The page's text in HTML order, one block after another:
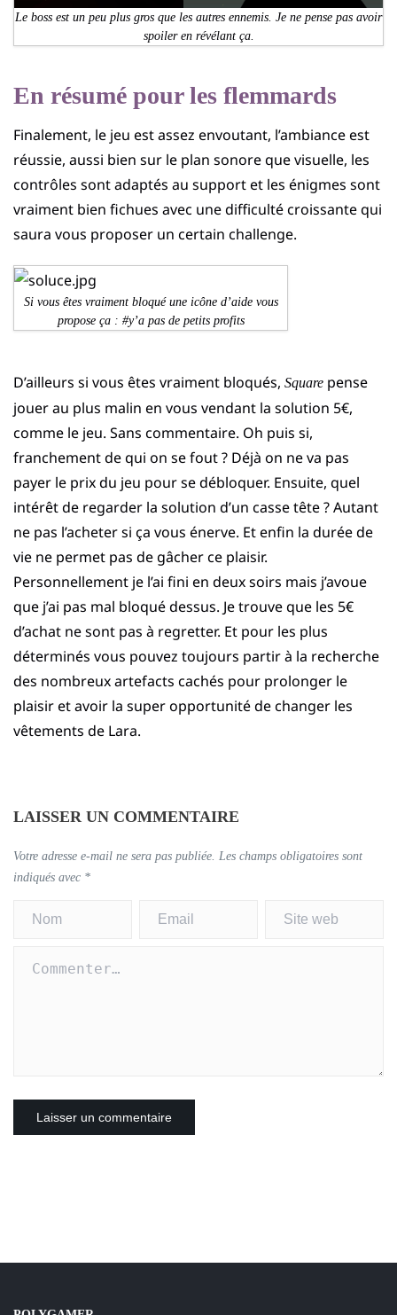
Le boss est un peu plus gros que les autres ennemis. Je ne pense pas avoir
spoiler en révélant ça.
En résumé pour les flemmards
Finalement, le jeu est assez envoutant, l’ambiance est
réussie, aussi bien sur le plan sonore que visuelle, les
contrôles sont adaptés au support et les énigmes sont
vraiment bien fichues avec une difficulté croissante qui
saura vous proposer un certain challenge.
Si vous êtes vraiment bloqué une icône d’aide vous
propose ça : #y’a pas de petits profits
D’ailleurs si vous êtes vraiment bloqués, Square pense
jouer au plus malin en vous vendant la solution 5€,
comme le jeu. Sans commentaire. Oh puis si,
franchement de qui on se fout ? Déjà on ne va pas
payer le prix du jeu pour se débloquer. Ensuite, quel
intérêt de regarder la solution d’un casse tête ? Autant
ne pas l’acheter si ça vous énerve. Et enfin la durée de
vie ne permet pas de gâcher ce plaisir.
Personnellement je l’ai fini en deux soirs mais j’avoue
que j’ai pas mal bloqué dessus. Je trouve que les 5€
d’achat ne sont pas à regretter. Et pour les plus
déterminés vous pouvez toujours partir à la recherche
des nombreux artefacts cachés pour prolonger le
plaisir et avoir la super opportunité de changer les
vêtements de Lara.
LAISSER UN COMMENTAIRE
Votre adresse e-mail ne sera pas publiée. Les champs obligatoires sont
indiqués avec *